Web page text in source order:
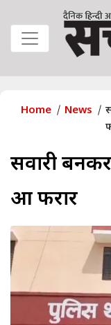
Home News
सवारी
हुआ फरार